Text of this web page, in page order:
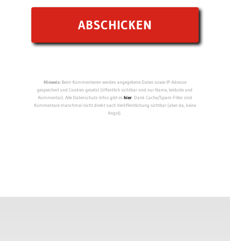
Hinweis:Beim Kommentieren werden angegebene Daten sowie IP-Adresse
gespeichert und Cookies gesetzt (öffentlich sichtbar sind nur Name, Website und
Kommentar). Alle Datenschutz-Infos gibt eshier. Dank Cache/Spam-Filter sind
Kommentare manchmal nicht direkt nach Veröffentlichung sichtbar (aber da, keine
Angst).